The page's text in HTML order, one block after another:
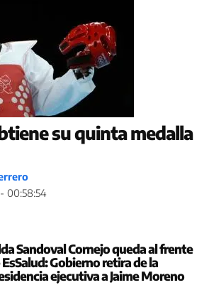
su quinta medalla
00:58:54
Sandoval Cornejo queda al frente
Gobierno retira de la
ejecutiva a Jaime Moreno